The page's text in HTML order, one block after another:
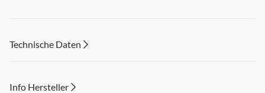
Technische Daten
Info Hersteller